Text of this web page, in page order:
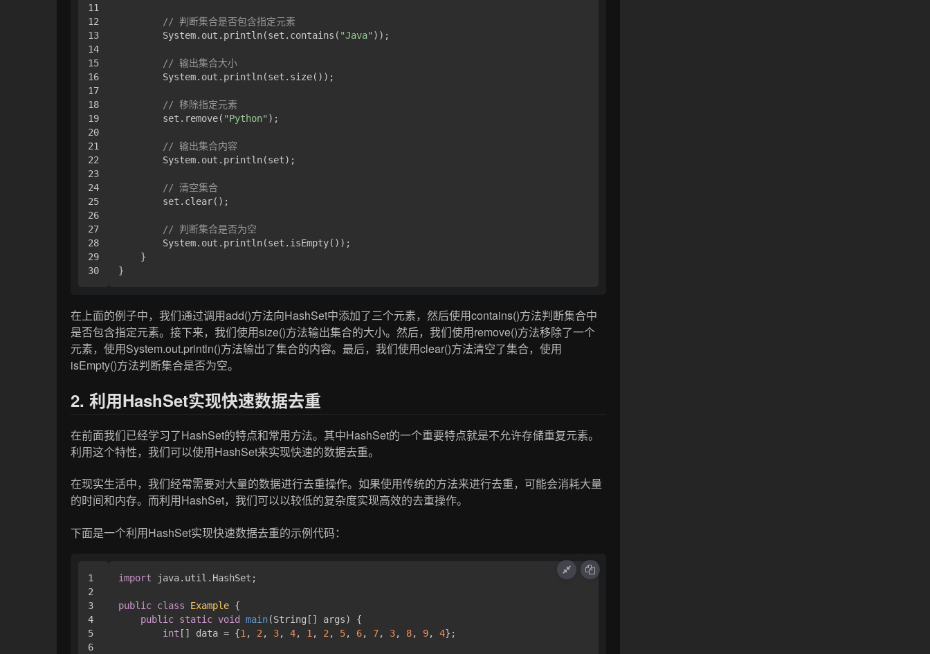
11
12
13
14
15
16
17
18
19
20
21
22
23
24
25
26
27
28
29
// 判断集合是否包含指定元素
        System.out.println(set.contains(
"Java" ));
// 输出集合大小
        System.out.println(set.size());
// 移除指定元素
        set.remove(
"Python" );
// 输出集合内容
        System.out.println(set);
// 清空集合
        set.clear();
// 判断集合是否为空
        System.out.println(set.isEmpty());
    }
在上面的例子中，我们通过调用add()方法向HashSet中添加了三个元素，然后使用contains()方法判断集合中
是否包含指定元素。接下来，我们使用size()方法输出集合的大小。然后，我们使用remove()方法移除了一个
元素，使用System.out.println()方法输出了集合的内容。最后，我们使用clear()方法清空了集合，使用
isEmpty()方法判断集合是否为空。
2. 利用HashSet实现快速数据去重
在前面我们已经学习了HashSet的特点和常用方法。其中HashSet的一个重要特点就是不允许存储重复元素。
利用这个特性，我们可以使用HashSet来实现快速的数据去重。
在现实生活中，我们经常需要对大量的数据进行去重操作。如果使用传统的方法来进行去重，可能会消耗大量
的时间和内存。而利用HashSet，我们可以以较低的复杂度实现高效的去重操作。
下面是一个利用HashSet实现快速数据去重的示例代码：
1
2
3
4
5
6
import java.util.HashSet;
public class Example {
public static void main(String[] args)
{
int [] data = {1 , 2 , 3, 4, 1 , 2 , 5, 6, 7, 3, 8, 9, 4};